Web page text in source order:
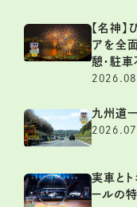
【名神
アを全
憩・駐
九州道
実車と
ールの